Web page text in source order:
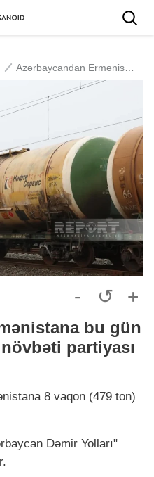
- ↺ +
bu gün
partiyası
8 vaqon (479 ton)
Dəmir Yolları"